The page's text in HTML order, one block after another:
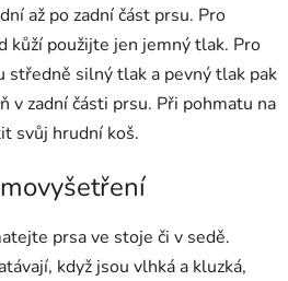
až po zadní část prsu. Pro
kůží použijte jen jemný tlak. Pro
středně silný tlak a pevný tlak pak
v zadní části prsu. Při pohmatu na
svůj hrudní koš.
prsa ve stoje či v sedě.
když jsou vlhká a kluzká,